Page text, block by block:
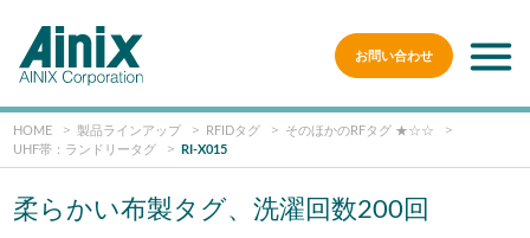
お問い合わせ
HOME 製品ラインアップ RFIDタグ
そのほかのRFタグ ★☆☆
UHF帯：ランドリータグ
RI-X015
柔らかい布製タグ、洗濯回数200回